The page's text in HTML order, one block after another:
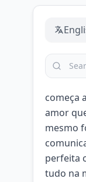
começa
amor
mesmo
perfeita
tudo na